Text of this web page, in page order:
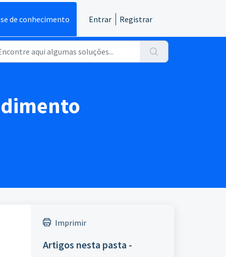
de conhecimento Entrar Registrar
Imprimir
Artigos nesta pasta -